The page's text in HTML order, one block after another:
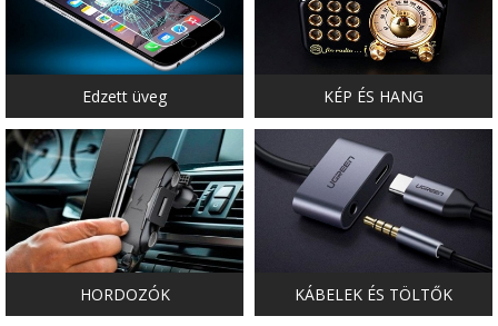
Edzett üveg KÉP ÉS HANG
HORDOZÓK KÁBELEK ÉS TÖLTŐK